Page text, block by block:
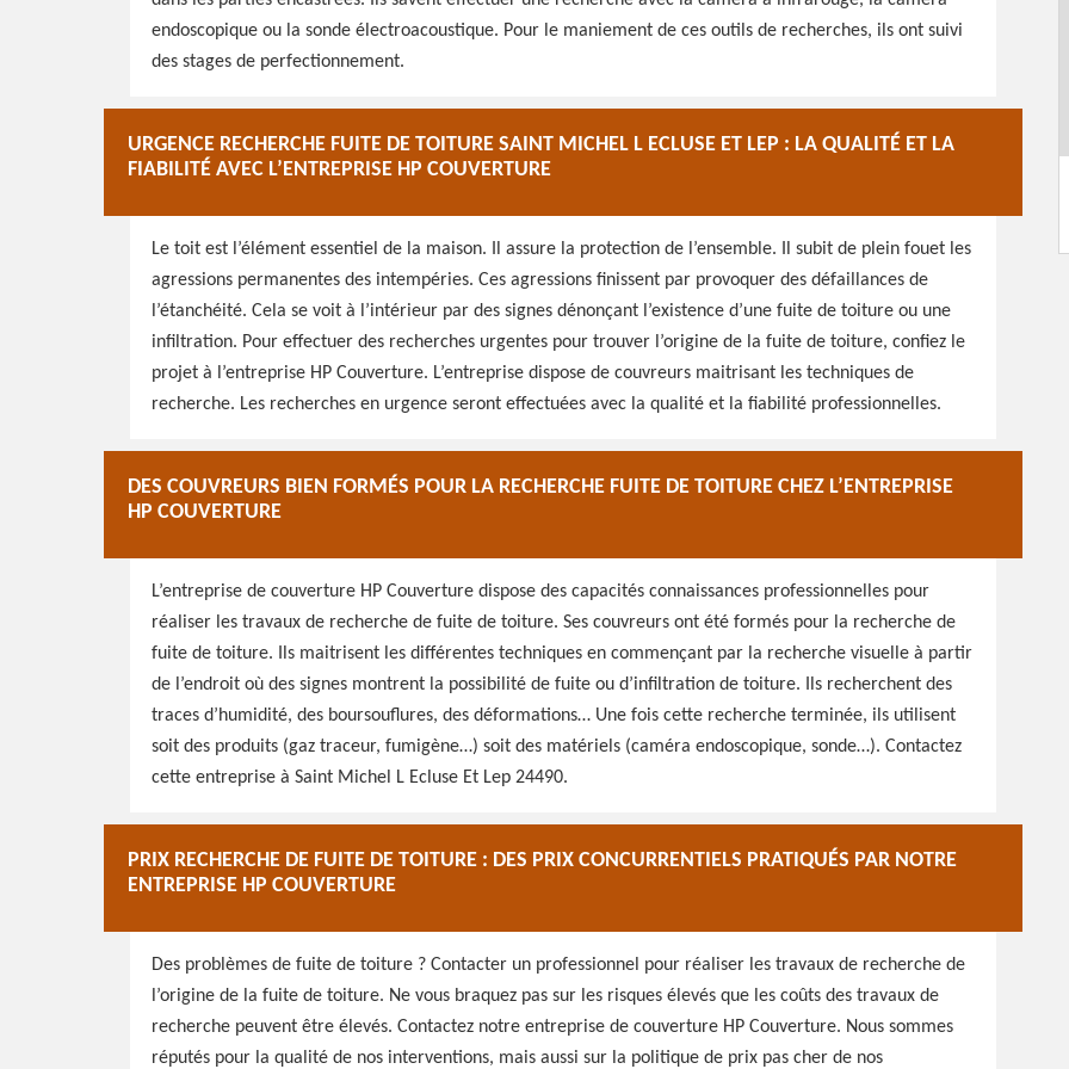
endoscopique ou la sonde électroacoustique. Pour le maniement de ces outils de recherches, ils ont suivi
des stages de perfectionnement.
URGENCE RECHERCHE FUITE DE TOITURE SAINT MICHEL L ECLUSE ET LEP : LA QUALITÉ ET LA
FIABILITÉ AVEC L’ENTREPRISE HP COUVERTURE
Le toit est l’élément essentiel de la maison. Il assure la protection de l’ensemble. Il subit de plein fouet les
agressions permanentes des intempéries. Ces agressions finissent par provoquer des défaillances de
l’étanchéité. Cela se voit à l’intérieur par des signes dénonçant l’existence d’une fuite de toiture ou une
infiltration. Pour effectuer des recherches urgentes pour trouver l’origine de la fuite de toiture, confiez le
projet à l’entreprise HP Couverture. L’entreprise dispose de couvreurs maitrisant les techniques de
recherche. Les recherches en urgence seront effectuées avec la qualité et la fiabilité professionnelles.
DES COUVREURS BIEN FORMÉS POUR LA RECHERCHE FUITE DE TOITURE CHEZ L’ENTREPRISE
HP COUVERTURE
L’entreprise de couverture HP Couverture dispose des capacités connaissances professionnelles pour
réaliser les travaux de recherche de fuite de toiture. Ses couvreurs ont été formés pour la recherche de
fuite de toiture. Ils maitrisent les différentes techniques en commençant par la recherche visuelle à partir
de l’endroit où des signes montrent la possibilité de fuite ou d’infiltration de toiture. Ils recherchent des
traces d’humidité, des boursouflures, des déformations… Une fois cette recherche terminée, ils utilisent
soit des produits (gaz traceur, fumigène…) soit des matériels (caméra endoscopique, sonde…). Contactez
cette entreprise à Saint Michel L Ecluse Et Lep 24490.
PRIX RECHERCHE DE FUITE DE TOITURE : DES PRIX CONCURRENTIELS PRATIQUÉS PAR NOTRE
ENTREPRISE HP COUVERTURE
Des problèmes de fuite de toiture ? Contacter un professionnel pour réaliser les travaux de recherche de
l’origine de la fuite de toiture. Ne vous braquez pas sur les risques élevés que les coûts des travaux de
recherche peuvent être élevés. Contactez notre entreprise de couverture HP Couverture. Nous sommes
réputés pour la qualité de nos interventions, mais aussi sur la politique de prix pas cher de nos